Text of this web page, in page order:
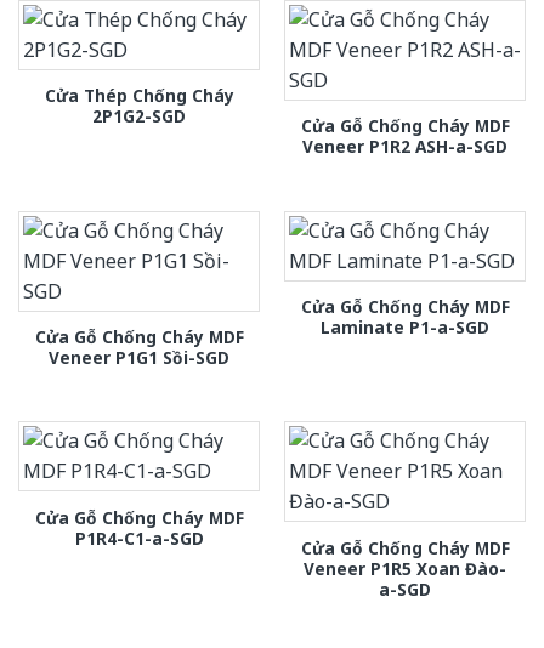
Cửa Thép Chống Cháy
2P1G2-SGD
Cửa Gỗ Chống Cháy MDF
Veneer P1R2 ASH-a-SGD
Cửa Gỗ Chống Cháy MDF
Veneer P1G1 Sồi-SGD
Cửa Gỗ Chống Cháy MDF
Laminate P1-a-SGD
Cửa Gỗ Chống Cháy MDF
P1R4-C1-a-SGD
Cửa Gỗ Chống Cháy MDF
Veneer P1R5 Xoan Đào-
a-SGD